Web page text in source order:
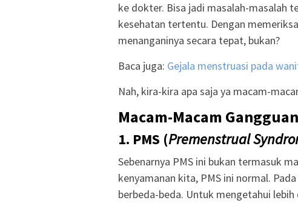
ke dokter. Bisa jadi masalah-masalah
kesehatan tertentu. Dengan
menanganinya secara tepat, bukan?
Baca juga: Gejala menstruasi pada
Nah, kira-kira apa saja ya macam-
Macam-Macam
1. PMS (Premenstrual
Sebenarnya PMS ini bukan termasuk
kenyamanan kita, PMS ini normal.
berbeda-beda. Untuk mengetahui